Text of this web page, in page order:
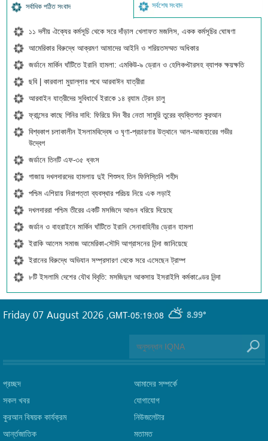
সর্বাধিক পঠিত সংবাদ সর্বশেষ সংবাদ
১১ দলীয় ঐক্যের কর্মসূচি থেকে সরে দাঁড়াল খেলাফত মজলিস, একক কর্মসূচির ঘোষণা
আমেরিকার বিরুদ্ধে আক্রমণ আমাদের আইনি ও শরিয়তসম্মত অধিকার
জর্ডানে মার্কিন ঘাঁটিতে ইরানি হামলা: এমকিউ-৯ ড্রোন ও হেলিকপ্টারসহ ব্যাপক ক্ষয়ক্ষতি
ছবি | কারবালা মুয়াল্লার পথে আরবাঈন যাত্রীরা
আরবাইন যাত্রীদের সুবিধার্থে ইরাকে ১৪ র‍্যাম ট্রেন চালু
ফ্রান্সের কাছে গিনির দাবি: ফিরিয়ে দিন বীর নেতা সামুরি তুরের ব্যক্তিগত কুরআন
বিশ্বকাপ চলাকালীন ইসলামবিদ্বেষ ও ঘৃণা-প্রচারণার উত্থানে আল-আজহারের গভীর
উদ্বেগ
জর্ডানে তিনটি এফ-৩৫ ধ্বংস
গাজায় দখলদারদের হামলায় দুই শিশুসহ তিন ফিলিস্তিনি শহীদ
পশ্চিম এশিয়ায় নিরাপত্তা ব্যবস্থার পরিচয় নিয়ে এক লড়াই
দখলদাররা পশ্চিম তীরের একটি মসজিদে আগুন ধরিয়ে দিয়েছে
জর্ডান ও বাহরাইনে মার্কিন ঘাঁটিতে ইরানি সেনাবাহিনীর ড্রোন হামলা
ইরাকি আলেম সমাজ আমেরিকা-সৌদি আগ্রাসনের নিন্দা জানিয়েছে
ইরানের বিরুদ্ধে অভিযান সম্প্রসারণ থেকে সরে এসেছেন ট্রাম্প
৮টি ইসলামি দেশের যৌথ বিবৃতি: মসজিদুল আকসায় ইসরাইলি কর্মকাণ্ডের নিন্দা
GMT-05:19:08 8.99°
Friday 07 August 2026 ,
প্রচ্ছদ
সকল খবর
কুরআন বিষয়ক কার্যক্রম
আর্ন্তজাতিক
আমাদের সম্পর্কে
যোগাযোগ
নিউজলেটার
মতামত